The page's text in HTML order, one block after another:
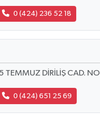
0 (424) 236 52 18
TEMMUZ DİRİLİŞ CAD.
0 (424) 651 25 69